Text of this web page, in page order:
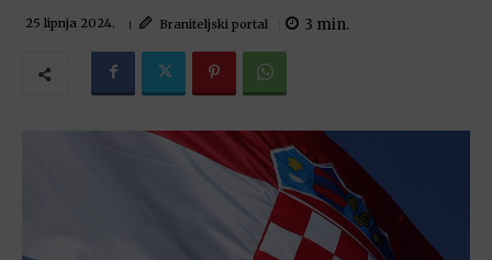
25 lipnja 2024. Braniteljski portal 3 min.